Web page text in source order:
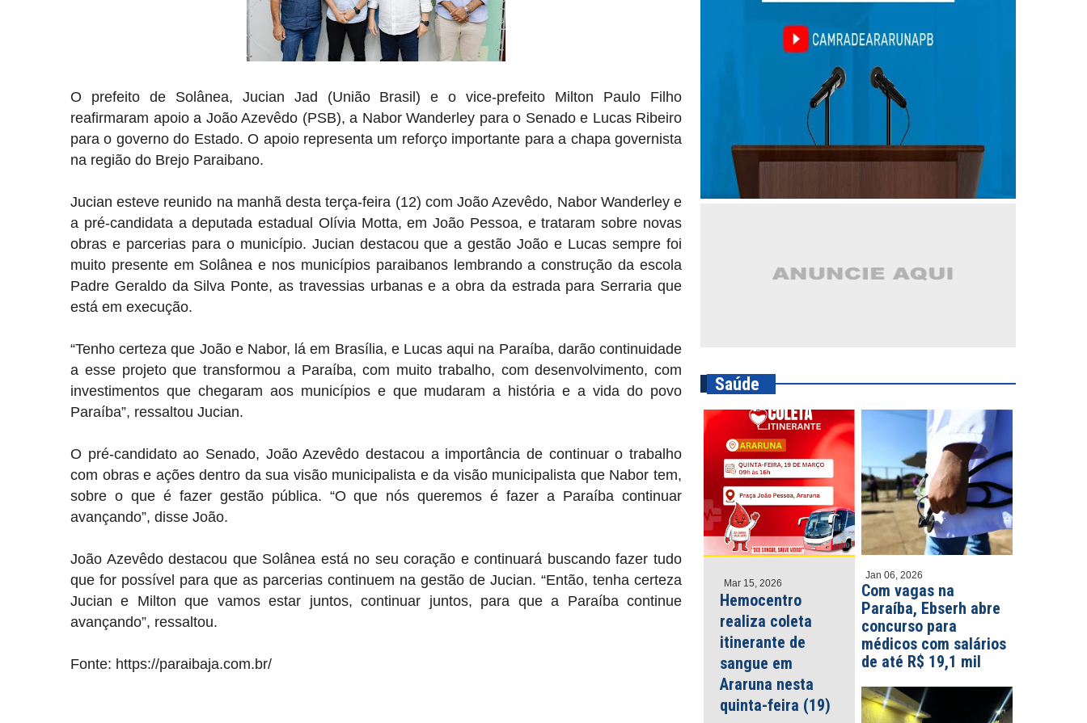
O prefeito de Solânea, Jucian Jad (União Brasil) e ovice-prefeito Milton Paulo Filho
reafirmaram apoio a João Azevêdo (PSB), a Nabor Wanderley para o Senado e Lucas Ribeiro
para o governo do Estado. O apoio representa um reforço importante para a chapa governista
na região do Brejo Paraibano.
Jucian esteve reunido na manhã desta terça-feira (12) com João Azevêdo, Nabor Wanderley e
a pré-candidata a deputada estadual Olívia Motta, em João Pessoa, e trataram sobre novas
obras e parcerias para o município. Jucian destacou que a gestão João e Lucas sempre foi
muito presente em Solânea e nos municípios paraibanos lembrando a construção da escola
Padre Geraldo da Silva Ponte, as travessias urbanas e a obra da estrada para Serraria que
está em execução.
“Tenho certeza que João e Nabor, lá em Brasília, e Lucas aqui na Paraíba, darão continuidade
a esse projeto que transformou a Paraíba, com muito trabalho, com desenvolvimento, com
investimentos que chegaram aos municípios e que mudaram a história e a vida do povo
Paraíba”, ressaltou Jucian.
O pré-candidato ao Senado, João Azevêdo destacou a importância de continuar o trabalho
com obras e ações dentro da sua visão municipalista e da visão municipalista que Nabor tem,
sobre o que é fazer gestão pública. “O que nós queremos é fazer a Paraíba continuar
avançando”, disse João.
João Azevêdo destacou que Solânea está no seu coração e continuará buscando fazer tudo
que for possível para que as parcerias continuem na gestão de Jucian. “Então, tenha certeza
Jucian e Milton que vamos estar juntos, continuar juntos, para que a Paraíba continue
avançando”, ressaltou.
Fonte: https://paraibaja.com.br/
Saúde
Mar 15, 2026
Hemocentro
realiza coleta
itinerante de
sangue em
Araruna nesta
quinta-feira (19)
Jan 06, 2026
Com vagas na
Paraíba, Ebserh abre
concurso para
médicos com salários
de até R$ 19,1 mil